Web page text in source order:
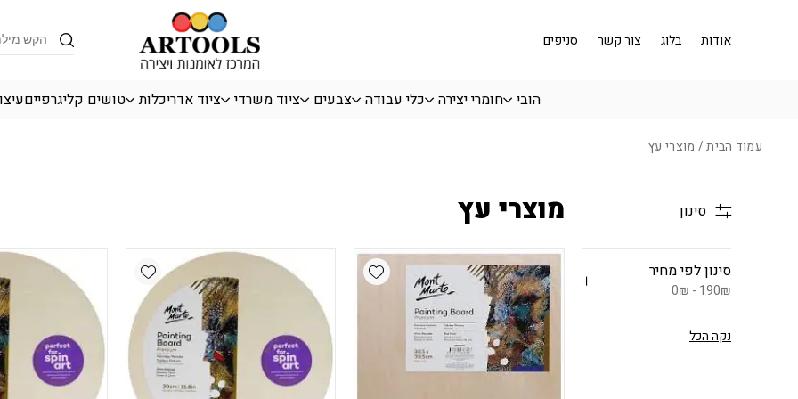
Products
search
אודות
בלוג צור קשר סניפים
הובי חומרי יצירה כלי עבודה צבעים ציוד משרדי ציוד אדריכלות טושים קליגרפיים
עמוד הבית/ מוצרי עץ
מוצרי עץ סינון
סינון לפי מחיר
0₪ - 190₪
נקה הכל
Add wishlist
Add wishlist